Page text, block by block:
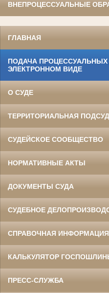
ВНЕПРОЦЕССУАЛЬНЫЕ
ГЛАВНАЯ
ПОДАЧА
ЭЛЕКТРОННОМ ВИДЕ
О СУДЕ
ТЕРРИТОРИАЛЬНАЯ
СУДЕЙСКОЕ СООБЩЕСТВО
НОРМАТИВНЫЕ АКТЫ
ДОКУМЕНТЫ СУДА
СУДЕБНОЕ
СПРАВОЧНАЯ ИНФОРМАЦИЯ
КАЛЬКУЛЯТОР
ПРЕСС-СЛУЖБА